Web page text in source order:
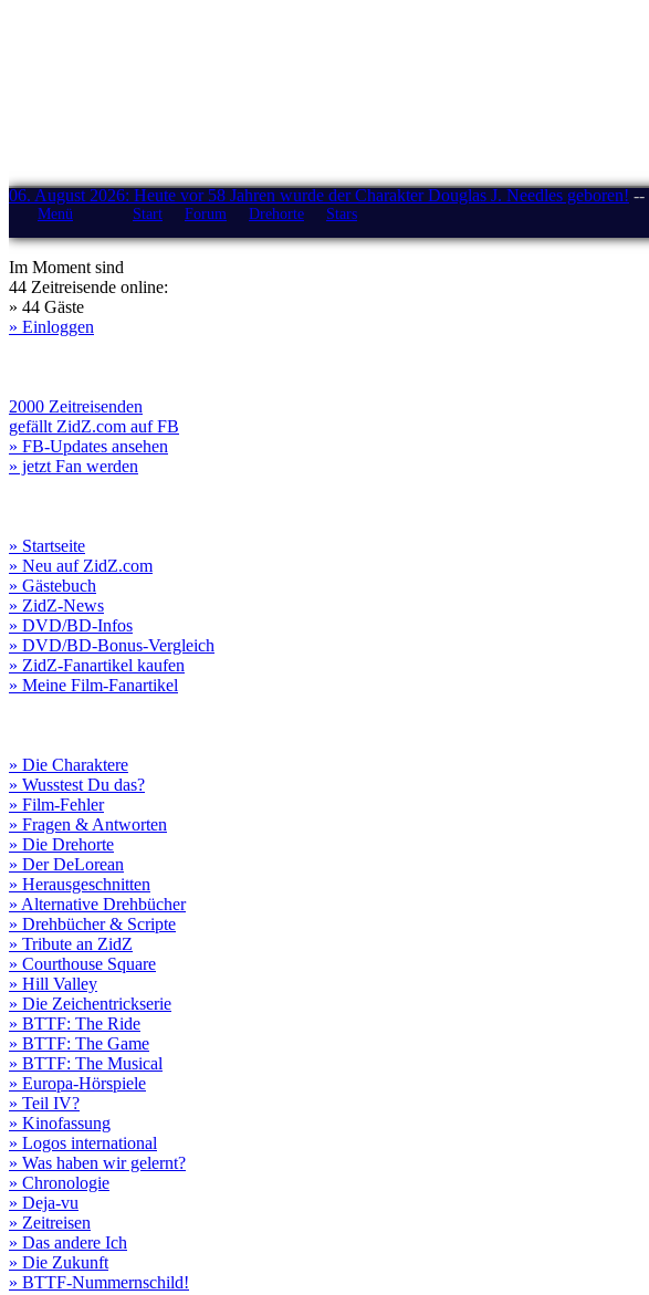
06. August 2026: Heute vor 58 Jahren wurde der Charakter Douglas J. Needles geboren! --
Menü Start Forum Drehorte Stars
Im Moment sind
44 Zeitreisende online:
» 44 Gäste
» Einloggen
2000 Zeitreisenden
gefällt ZidZ.com auf FB
» FB-Updates ansehen
» jetzt Fan werden
» Startseite
» Neu auf ZidZ.com
» Gästebuch
» ZidZ-News
» DVD/BD-Infos
» DVD/BD-Bonus-Vergleich
» ZidZ-Fanartikel kaufen
» Meine Film-Fanartikel
» Die Charaktere
» Wusstest Du das?
» Film-Fehler
» Fragen & Antworten
» Die Drehorte
» Der DeLorean
» Herausgeschnitten
» Alternative Drehbücher
» Drehbücher & Scripte
» Tribute an ZidZ
» Courthouse Square
» Hill Valley
» Die Zeichentrickserie
» BTTF: The Ride
» BTTF: The Game
» BTTF: The Musical
» Europa-Hörspiele
» Teil IV?
» Kinofassung
» Logos international
» Was haben wir gelernt?
» Chronologie
» Deja-vu
» Zeitreisen
» Das andere Ich
» Die Zukunft
» BTTF-Nummernschild!